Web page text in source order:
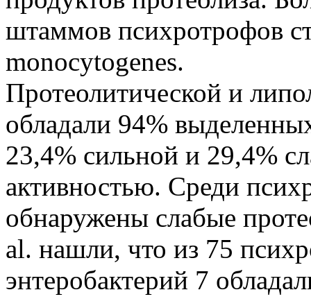
штаммов психротрофов
monocytogenes.
Протеолитической и
обладали 94%
23,4% сильной и 29,4%
активностью. Среди
обнаружены слабые
al. нашли, что из 75
энтеробактерий 7